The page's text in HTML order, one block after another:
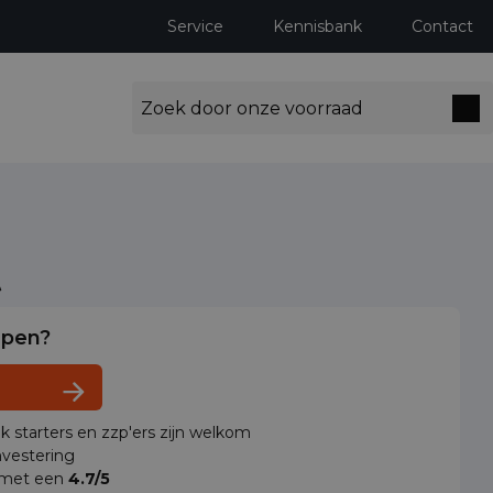
Service Kennisbank Contact
starters en zzp'ers zijn welkom
een 4.7/5